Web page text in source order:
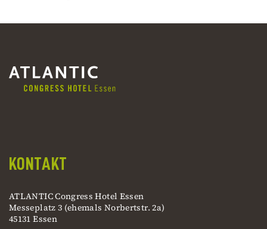
KONTAKT
ATLANTIC Congress Hotel Essen
Messeplatz 3 (ehemals Norbertstr. 2a)
45131 Essen